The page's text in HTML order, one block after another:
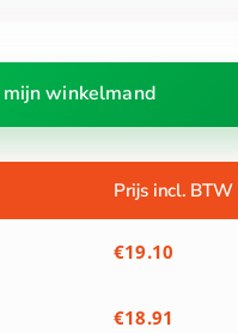
mijn winkelmand
Prijs incl. BTW
€19.10
€18.91